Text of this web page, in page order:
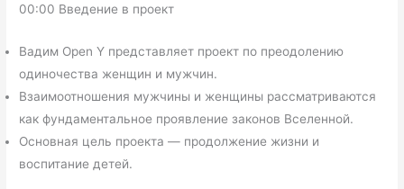
00:00 Введение в проект
Вадим Open Y представляет проект по преодолению
одиночества женщин и мужчин.
Взаимоотношения мужчины и женщины рассматриваются
как фундаментальное проявление законов Вселенной.
Основная цель проекта — продолжение жизни и
воспитание детей.